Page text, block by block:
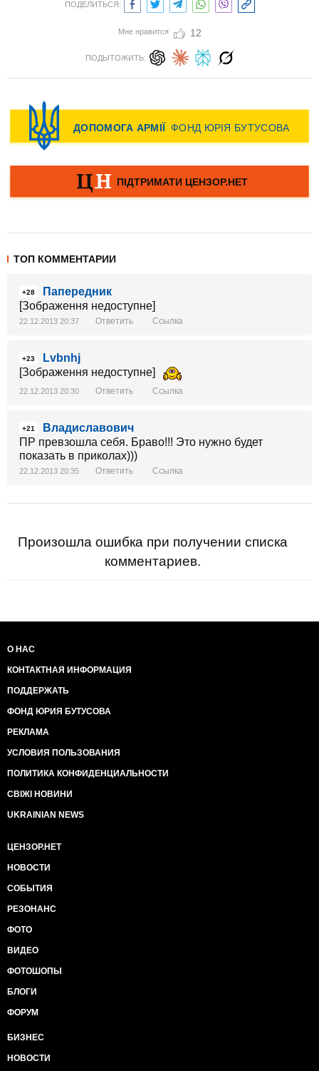
ПОДЕЛИТЬСЯ:
Мне нравится 12
ПОДЫТОЖИТЬ:
ТОП КОММЕНТАРИИ
+28
Папередник
[Зображення недоступне]
22.12.2013 20:37 Ответить Ссылка
+23
Lvbnhj
[Зображення недоступне]
22.12.2013 20:30 Ответить Ссылка
+21
Владиславович
ПР превзошла себя. Браво!!! Это нужно будет
показать в приколах)))
22.12.2013 20:35 Ответить Ссылка
Произошла ошибка при получении списка
комментариев.
О НАС
КОНТАКТНАЯ ИНФОРМАЦИЯ
ПОДДЕРЖАТЬ
ФОНД ЮРИЯ БУТУСОВА
РЕКЛАМА
УСЛОВИЯ ПОЛЬЗОВАНИЯ
ПОЛИТИКА КОНФИДЕНЦИАЛЬНОСТИ
СВІЖІ НОВИНИ
UKRAINIAN NEWS
ЦЕНЗОР.НЕТ
НОВОСТИ
СОБЫТИЯ
РЕЗОНАНС
ФОТО
ВИДЕО
ФОТОШОПЫ
БЛОГИ
ФОРУМ
БИЗНЕС
НОВОСТИ